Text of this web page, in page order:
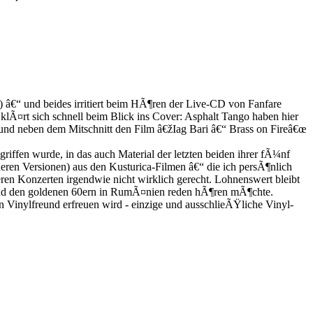
und beides irritiert beim HÃ¶ren der Live-CD von Fanfare
sich schnell beim Blick ins Cover: Asphalt Tango haben hier
neben dem Mitschnitt den Film â€žIag Bari â€“ Brass on Fireâ€œ
wurde, in das auch Material der letzten beiden ihrer fÃ¼nf
Versionen) aus den Kusturica-Filmen â€“ die ich persÃ¶nlich
Konzerten irgendwie nicht wirklich gerecht. Lohnenswert bleibt
goldenen 60ern in RumÃ¤nien reden hÃ¶ren mÃ¶chte.
Vinylfreund erfreuen wird - einzige und ausschlieÃŸliche Vinyl-